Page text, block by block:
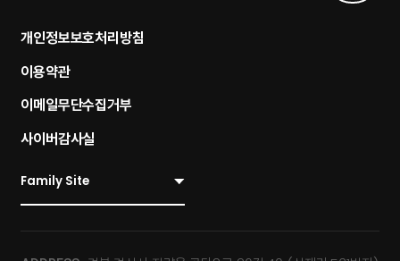
개인정보보호처리방침
이용약관
이메일무단수집거부
사이버감사실